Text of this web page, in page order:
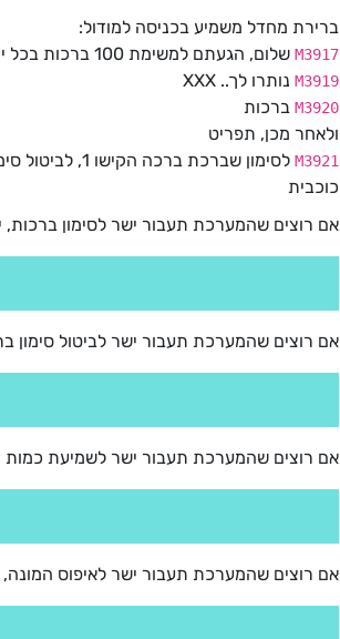
ברירת מחדל משמיע בכניסה למודול:
M3917 שלום, הגעתם למשימת 100 ברכות בכל יום
M3919 נותרו לך.. XXX
M3920 ברכות
ולאחר מכן, תפריט
M3921
כוכבית
אם רוצים שהמערכת תעבור ישר לסימון ברכות,
אם רוצים שהמערכת תעבור ישר לביטול סימון
אם רוצים שהמערכת תעבור ישר לשמיעת כמות
אם רוצים שהמערכת תעבור ישר לאיפוס המונה,